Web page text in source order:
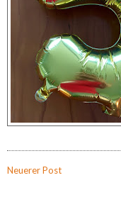
Neuerer Post